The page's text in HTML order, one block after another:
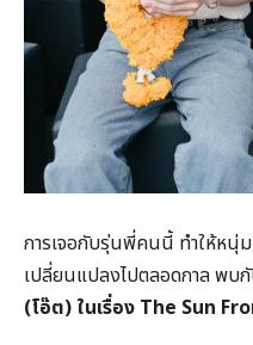
การเจอกับรุ่นพี่คนนี้ ทำให้ห
เปลี่ยนแปลงไปตลอดกาล พบ
(โอ๊ต) ในเรื่อง The Sun